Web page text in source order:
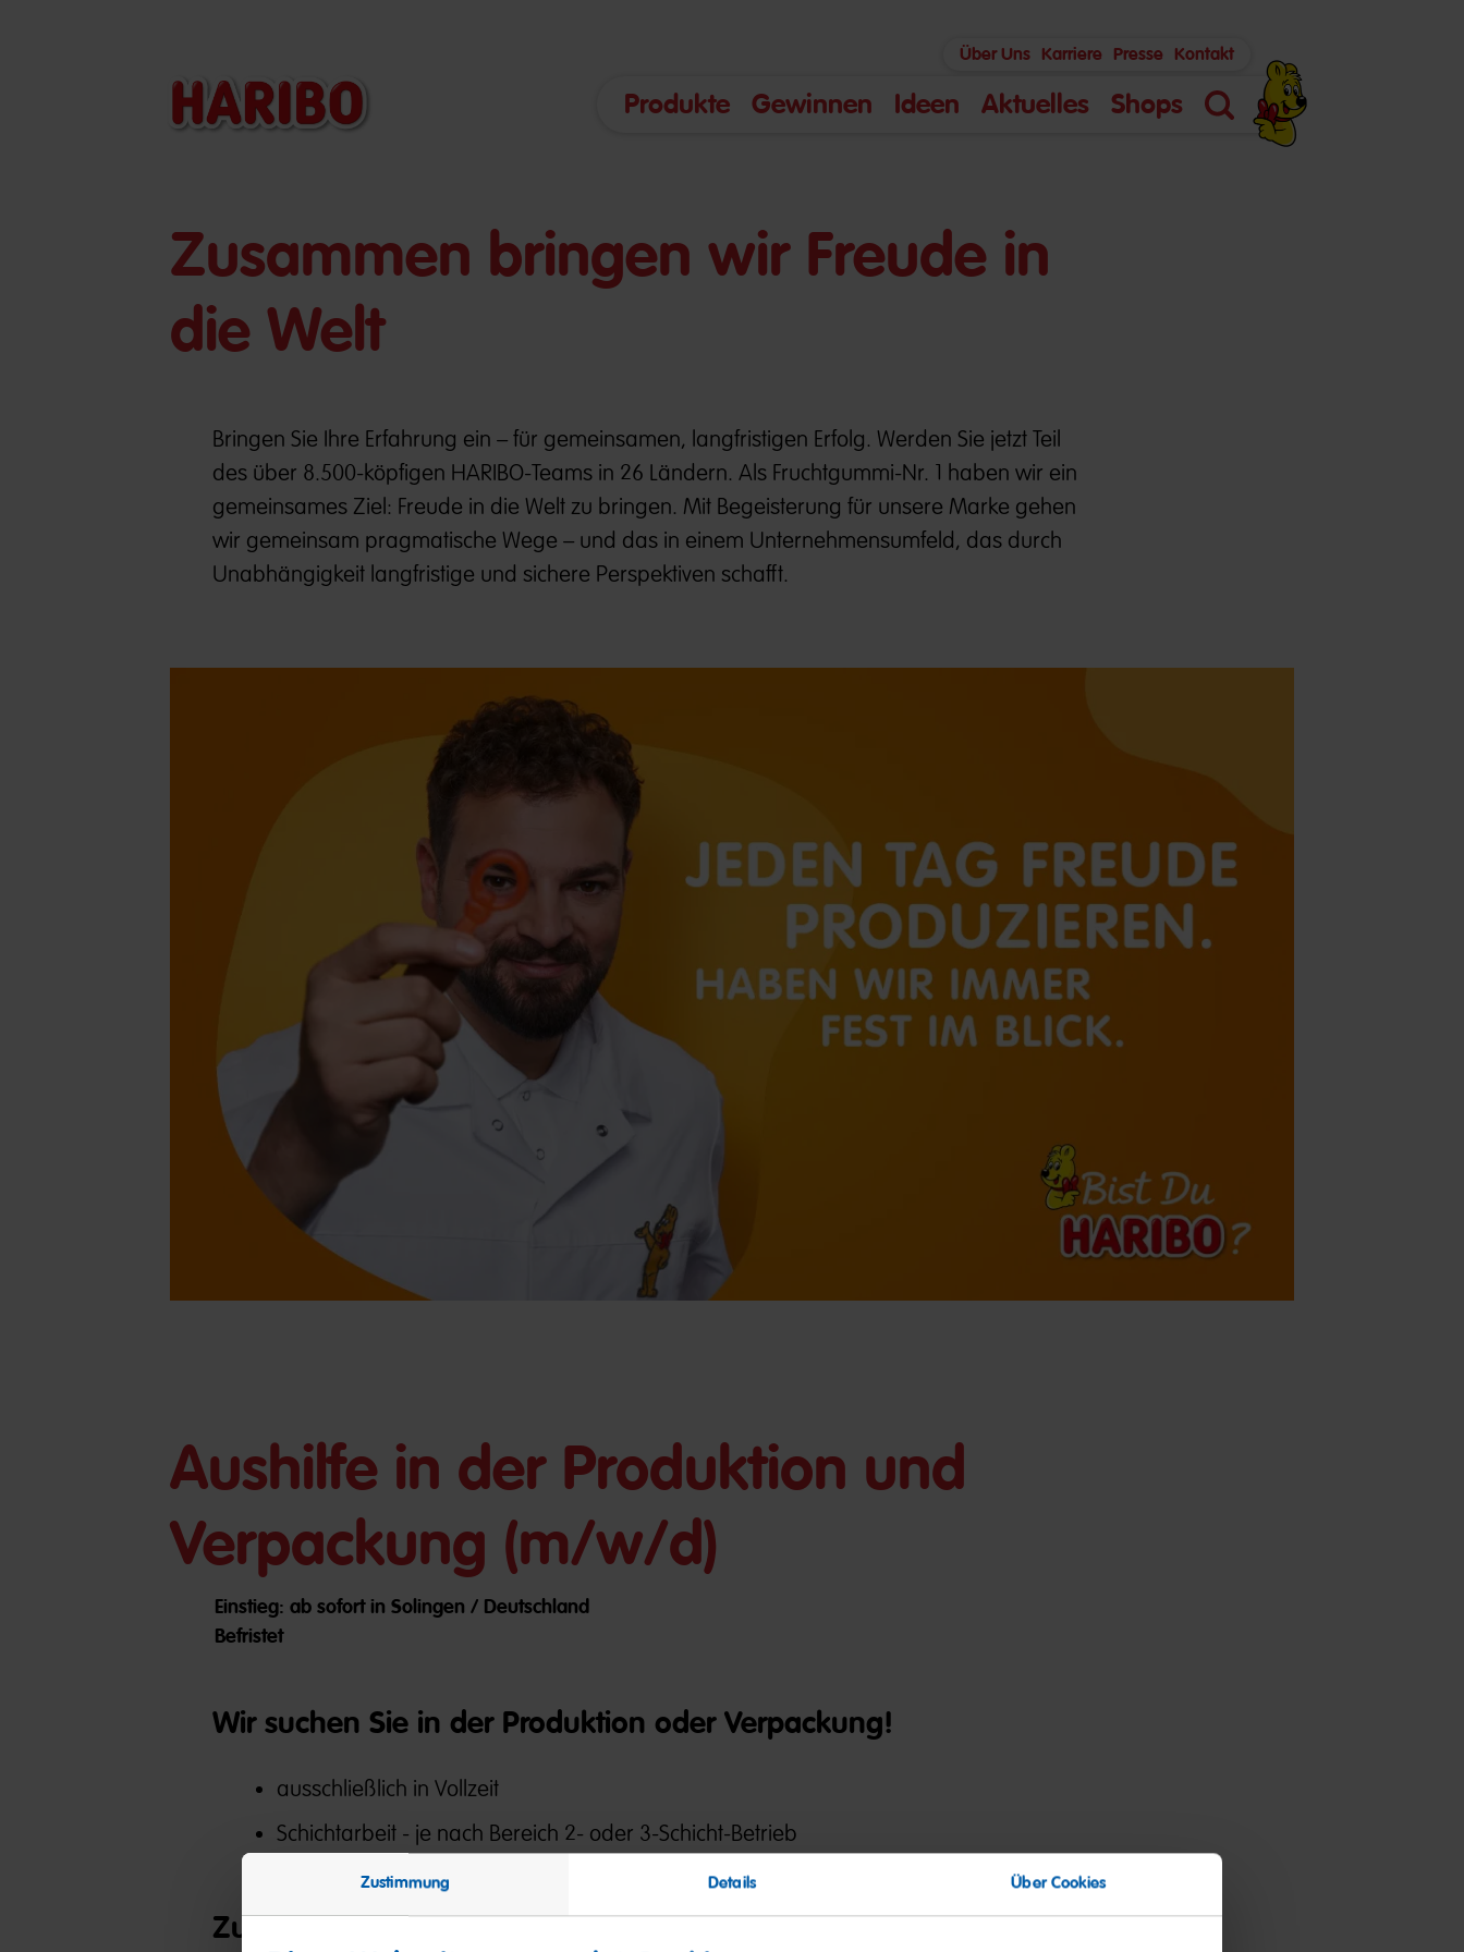
Zustimmung Details Über Cookies
Produkte Gewinnen Ideen Aktuelles Shops
Suche
Über Uns Karriere Presse Kontakt
​Zusammen bringen wir Freude in
die Welt
Bringen Sie Ihre Erfahrung ein – für gemeinsamen, langfristigen Erfolg. Werden Sie jetzt Teil
des über 8.500-köpfigen HARIBO-Teams in 26 Ländern. Als Fruchtgummi-Nr. 1 haben wir ein
gemeinsames Ziel: Freude in die Welt zu bringen. Mit Begeisterung für unsere Marke gehen
wir gemeinsam pragmatische Wege – und das in einem Unternehmensumfeld, das durch
Unabhängigkeit langfristige und sichere Perspektiven schafft.
Aushilfe in der Produktion und
Verpackung (m/w/d)
Einstieg: ab sofort in Solingen / Deutschland
Befristet
Wir suchen Sie in der Produktion oder Verpackung!
ausschließlich in Vollzeit
Schichtarbeit - je nach Bereich 2- oder 3-Schicht-Betrieb
Zutaten, die Sie mitbringen :